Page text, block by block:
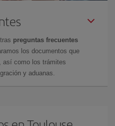
preguntas frecuentes
los documentos que
así como los trámites
y aduanas.